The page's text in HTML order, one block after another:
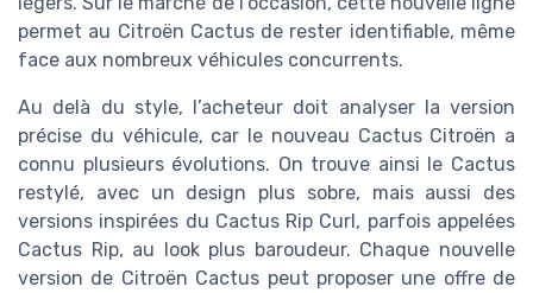
permet au Citroën Cactus de rester identifiable, même
face aux nombreux véhicules concurrents.
Au delà du style, l’acheteur doit analyser la version
précise du véhicule, car le nouveau Cactus Citroën a
connu plusieurs évolutions. On trouve ainsi le Cactus
restylé, avec un design plus sobre, mais aussi des
versions inspirées du Cactus Rip Curl, parfois appelées
Cactus Rip, au look plus baroudeur. Chaque nouvelle
version de Citroën Cactus peut proposer une offre de